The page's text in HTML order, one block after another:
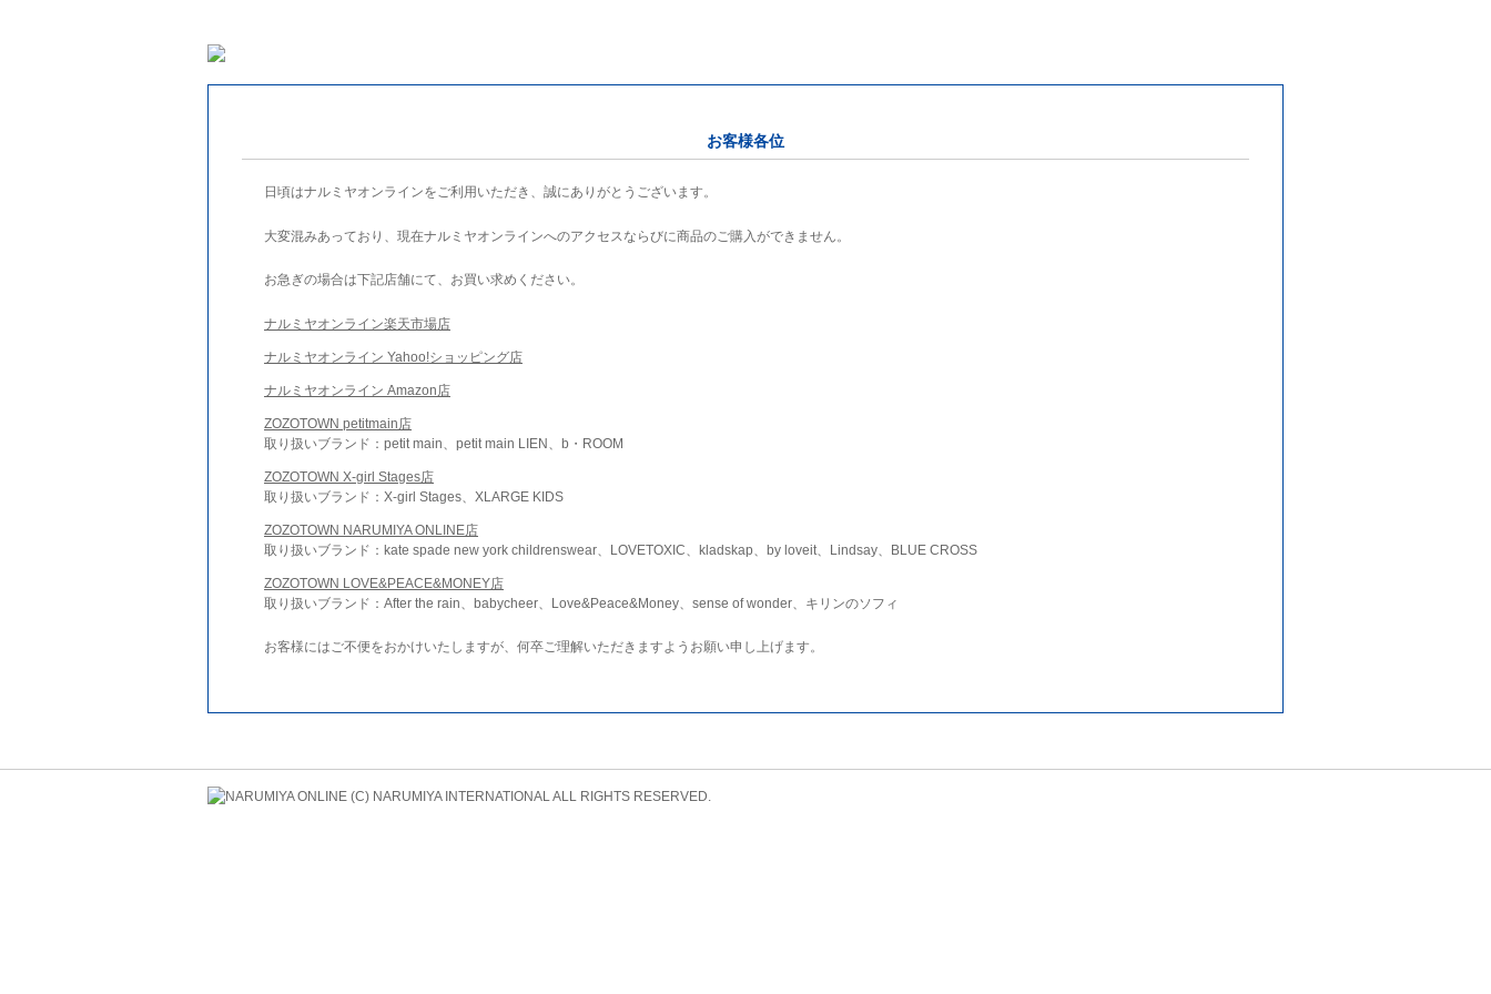
お客様各位
日頃はナルミヤオンラインをご利用いただき、誠にありがとうございます。
大変混みあっており、現在ナルミヤオンラインへのアクセスならびに商品のご購入ができません。
お急ぎの場合は下記店舗にて、お買い求めください。
ナルミヤオンライン楽天市場店
ナルミヤオンライン Yahoo!ショッピング店
ナルミヤオンライン Amazon店
ZOZOTOWN petitmain店
取り扱いブランド：petit main、petit main LIEN、b・ROOM
ZOZOTOWN X-girl Stages店
取り扱いブランド：X-girl Stages、XLARGE KIDS
ZOZOTOWN NARUMIYA ONLINE店
取り扱いブランド：kate spade new york childrenswear、LOVETOXIC、kladskap、by loveit、Lindsay、BLUE CROSS
ZOZOTOWN LOVE&PEACE&MONEY店
取り扱いブランド：After the rain、babycheer、Love&Peace&Money、sense of wonder、キリンのソフィ
お客様にはご不便をおかけいたしますが、何卒ご理解いただきますようお願い申し上げます。